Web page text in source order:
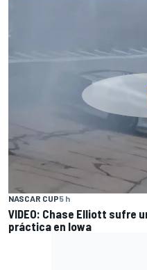
NASCAR CUP5 h
VIDEO: Chase Elliott sufre
práctica en Iowa